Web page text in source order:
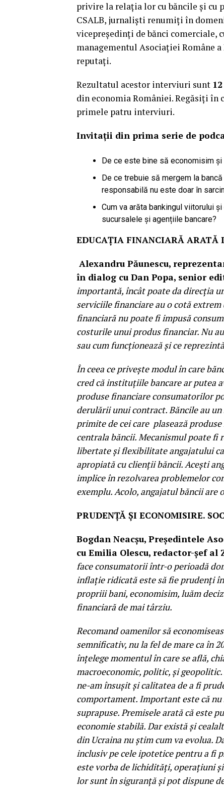
privire la relația lor cu băncile și cu
CSALB, jurnaliști renumiți în
vicepreședinți de bănci comerciale,
managementul Asociației Române
reputați.
Rezultatul acestor interviuri sunt
din economia României. Regăsiți
primele patru interviuri.
Invitații din prima serie de
De ce este bine să economisim
De ce trebuie să mergem la
responsabilă nu este doar în
Cum va arăta bankingul viitorului
sucursalele și agențiile bancare?
EDUCAȚIA FINANCIARĂ ARATĂ
Alexandru Păunescu,
în dialog cu Dan Popa, senior
importantă, încât poate da direcția
serviciile financiare au o cotă
financiară nu poate fi impusă
costurile unui produs financiar. Nu
sau cum funcționează și ce
În ceea ce privește modul în care
cred că instituțiile bancare ar putea
produse financiare consumatorilor
derulării unui contract. Băncile au
primite de cei care plasează
centrala băncii. Mecanismul poate fi
libertate și flexibilitate angajatului
apropiată cu clienții băncii. Acești
implice în rezolvarea problemelor
exemplu. Acolo, angajatul băncii
PRUDENȚĂ ȘI ECONOMISIRE.
Bogdan Neacșu, Președintele
cu Emilia Olescu, redactor-șef al
face consumatorii într-o perioadă
inflație ridicată este să fie prudenți
propriii bani, economisim, luăm
financiară de mai târziu.
Recomand oamenilor să
semnificativ, nu la fel de mare ca în
înțelege momentul în care se află,
macroeconomic, politic, și
ne-am însușit și calitatea de a fi
comportament. Important este că
suprapuse. Premisele arată că este
economie stabilă. Dar există și
din Ucraina nu știm cum va evolua.
inclusiv pe cele ipotetice pentru a fi
este vorba de lichidități, operațiuni
lor sunt în siguranță și pot dispune